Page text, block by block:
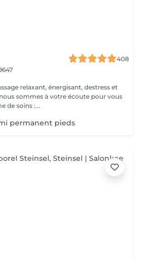
408
sommes à votre écoute pour vous
de soins :...
permanent pieds